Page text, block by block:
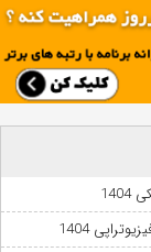
1404